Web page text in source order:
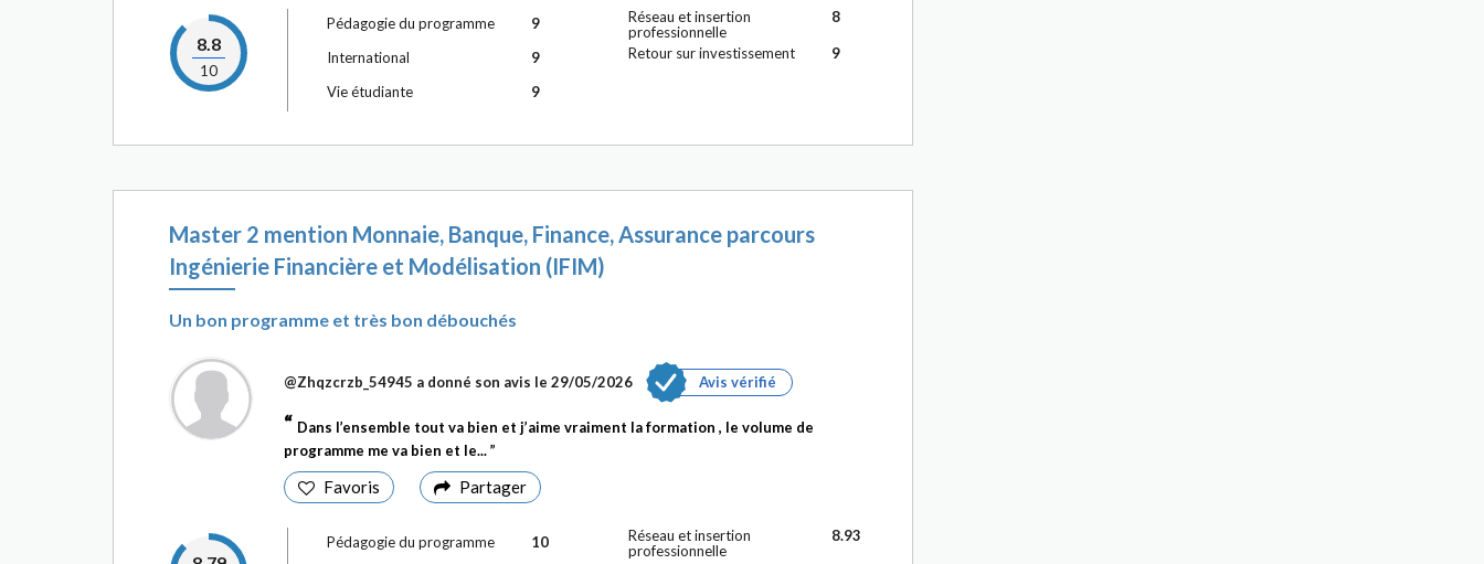
8.8
10
Pédagogie du programme
9
International
9
Vie étudiante
9
Réseau et insertion
professionnelle
8
Retour sur investissement 9
Master 2 mention Monnaie, Banque, Finance, Assurance parcours
Ingénierie Financière et Modélisation (IFIM)
Un bon programme et très bon débouchés
@Zhqzcrzb_54945 a donné son avis le 29/05/2026 Avis vérifié
Dans l’ensemble tout va bien et j’aime vraiment la formation , le volume de
programme me va bien et le...
Favoris Partager
Pédagogie du programme 10
Réseau et insertion
professionnelle
8.93